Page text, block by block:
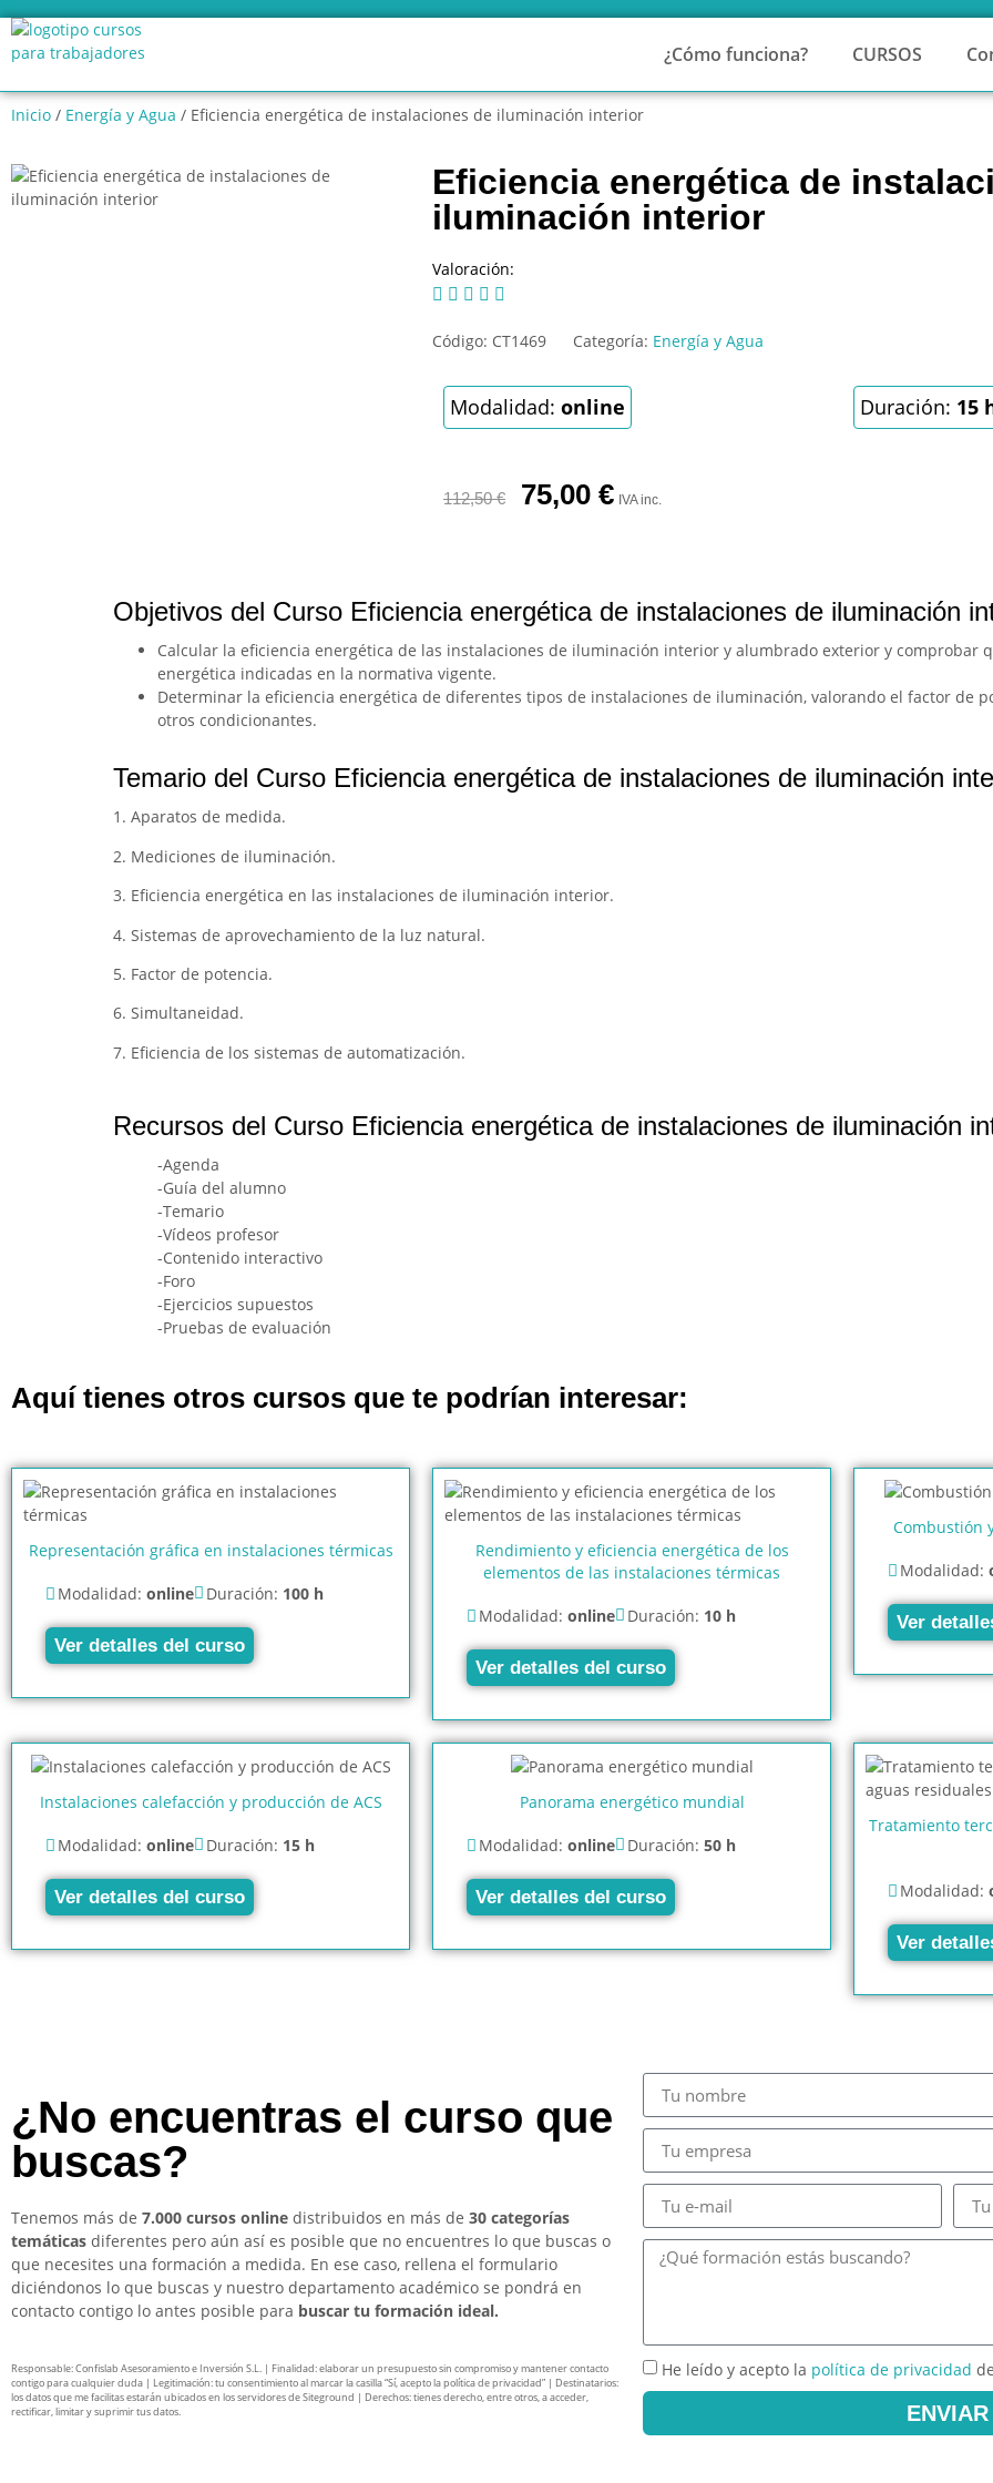
¿Cómo funciona? CURSOS
Inicio / Energía y Agua / Eficiencia energética de instalaciones de iluminación interior
Eficiencia energética de
iluminación interior
Valoración:
    
Código: CT1469 Categoría: Energía y Agua
Modalidad: online Duración: 15
112,50€ 75,00 € IVA inc.
Objetivos del Curso Eficiencia energética de instalaciones de iluminación
Calcular la eficiencia energética de las instalaciones de iluminación interior y alumbrado exterior y comprobar
energética indicadas en la normativa vigente.
Determinar la eficiencia energética de diferentes tipos de instalaciones de iluminación, valorando el factor de
otros condicionantes.
Temario del Curso Eficiencia energética de instalaciones de iluminación
1. Aparatos de medida.
2. Mediciones de iluminación.
3. Eficiencia energética en las instalaciones de iluminación interior.
4. Sistemas de aprovechamiento de la luz natural.
5. Factor de potencia.
6. Simultaneidad.
7. Eficiencia de los sistemas de automatización.
Recursos del Curso Eficiencia energética de instalaciones de iluminación
-Agenda
-Guía del alumno
-Temario
-Vídeos profesor
-Contenido interactivo
-Foro
-Ejercicios supuestos
-Pruebas de evaluación
Aquí tienes otros cursos que te podrían interesar:
Representación gráfica en instalaciones térmicas
Modalidad: online Duración: 100 h
Ver detalles del curso
Rendimiento y eficiencia energética de los
elementos de las instalaciones térmicas
Modalidad: online Duración: 10 h
Ver detalles del curso
Combustión
Modalidad:
Ver
Instalaciones calefacción y producción de ACS
Modalidad: online Duración: 15 h
Ver detalles del curso
Panorama energético mundial
Modalidad: online Duración: 50 h
Ver detalles del curso
Tratamiento
Modalidad:
Ver
¿No encuentras el curso que
buscas?
Tenemos más de 7.000 cursos online distribuidos en más de 30 categorías
temáticas diferentes pero aún así es posible que no encuentres lo que buscas o
que necesites una formación a medida. En ese caso, rellena el formulario
diciéndonos lo que buscas y nuestro departamento académico se pondrá en
contacto contigo lo antes posible para buscar tu formación ideal.
Responsable: Confislab Asesoramiento e Inversión S.L. | Finalidad: elaborar un presupuesto sin compromiso y mantener contacto
contigo para cualquier duda | Legitimación: tu consentimiento al marcar la casilla “Sí, acepto la política de privacidad” | Destinatarios:
los datos que me facilitas estarán ubicados en los servidores de Siteground | Derechos: tienes derecho, entre otros, a acceder,
rectificar, limitar y suprimir tus datos.
He leído y acepto la política de privacidad
ENVIAR